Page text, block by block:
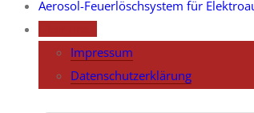
Aerosol-Feuerlöschsystem für
Impressum
Datenschutzerklärung